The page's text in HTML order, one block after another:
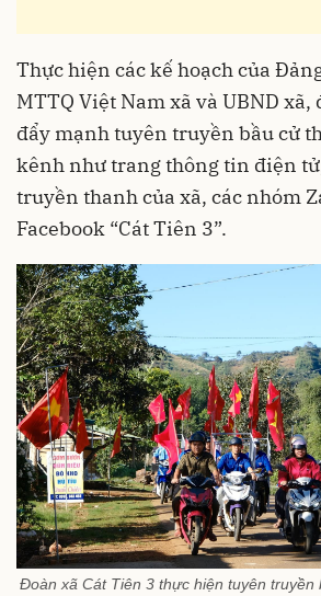
Thực hiện các kế hoạch của
MTTQ Việt Nam xã và UBND xã,
đẩy mạnh tuyên truyền bầu cử
kênh như trang thông tin điện
truyền thanh của xã, các nhóm
Facebook “Cát Tiên 3”.
Đoàn xã Cát Tiên 3 thực hiện tuyên truyền